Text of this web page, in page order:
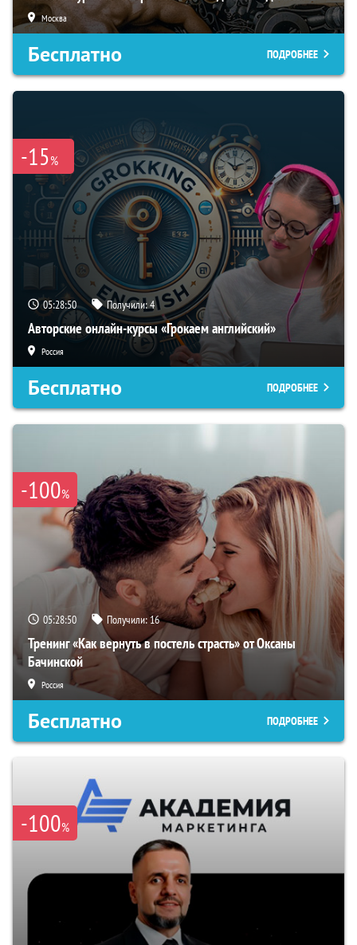
Москва
Бесплатно ПОДРОБНЕЕ
-15%
05:28:49 Получили:4
Авторские онлайн-курсы «Грокаем английский»
Россия
Бесплатно ПОДРОБНЕЕ
-100%
05:28:49 Получили:16
Тренинг «Как вернуть в постель страсть» от Оксаны
Бачинской
Россия
Бесплатно ПОДРОБНЕЕ
-100%